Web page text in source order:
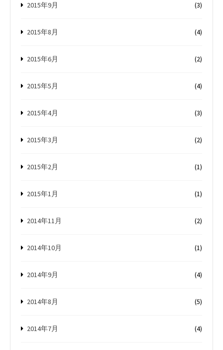
2015年9月 (3)
2015年8月 (4)
2015年6月 (2)
2015年5月 (4)
2015年4月 (3)
2015年3月 (2)
2015年2月 (1)
2015年1月 (1)
2014年11月 (2)
2014年10月 (1)
2014年9月 (4)
2014年8月 (5)
2014年7月 (4)